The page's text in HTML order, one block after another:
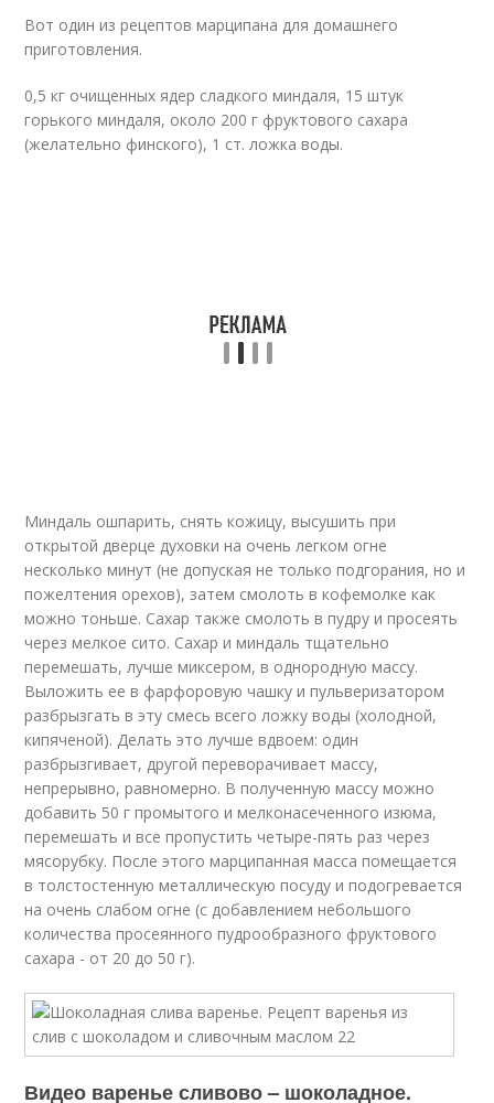
Вот один из рецептов марципана для домашнего
приготовления.
0,5 кг очищенных ядер сладкого миндаля, 15 штук
горького миндаля, около 200 г фруктового сахара
(желательно финского), 1 ст. ложка воды.
Миндаль ошпарить, снять кожицу, высушить при
открытой дверце духовки на очень легком огне
несколько минут (не допуская не только подгорания, но и
пожелтения орехов), затем смолоть в кофемолке как
можно тоньше. Сахар также смолоть в пудру и просеять
через мелкое сито. Сахар и миндаль тщательно
перемешать, лучше миксером, в однородную массу.
Выложить ее в фарфоровую чашку и пульверизатором
разбрызгать в эту смесь всего ложку воды (холодной,
кипяченой). Делать это лучше вдвоем: один
разбрызгивает, другой переворачивает массу,
непрерывно, равномерно. В полученную массу можно
добавить 50 г промытого и мелконасеченного изюма,
перемешать и все пропустить четыре-пять раз через
мясорубку. После этого марципанная масса помещается
в толстостенную металлическую посуду и подогревается
на очень слабом огне (с добавлением небольшого
количества просеянного пудрообразного фруктового
сахара - от 20 до 50 г).
Видео варенье сливово – шоколадное.